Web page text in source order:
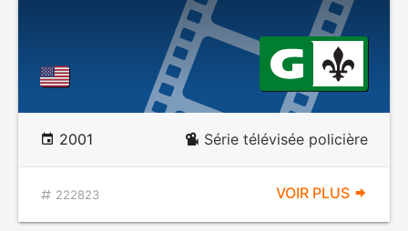
2001 Série télévisée policière
222823 VOIR PLUS